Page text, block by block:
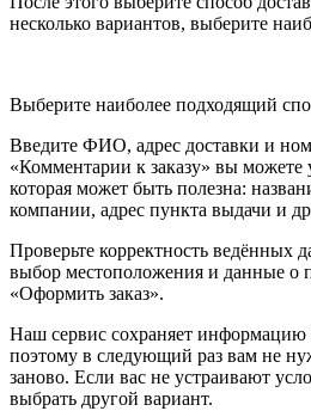
несколько вариантов, выберите
Выберите наиболее подходящий
Введите ФИО, адрес доставки и
«Комментарии к заказу» вы
которая может быть полезна:
компании, адрес пункта выдачи и
Проверьте корректность ведённых
выбор местоположения и данные о
«Оформить заказ».
Наш сервис сохраняет информацию
поэтому в следующий раз вам не
заново. Если вас не устраивают
выбрать другой вариант.